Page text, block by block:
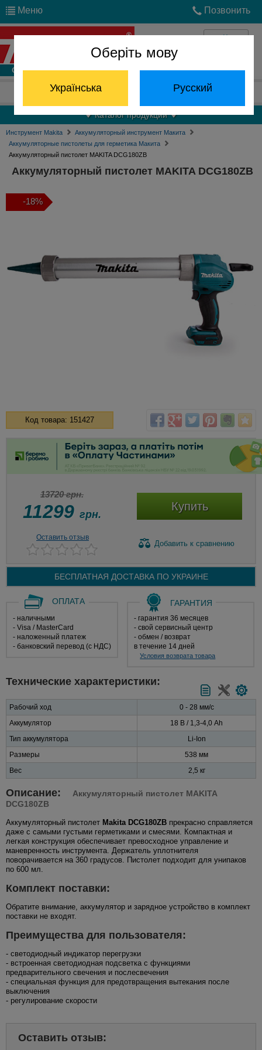
Оберіть мову
Українська Русский
Меню Позвонить
Войти
Отдел запчастей: (068) 824-24-24
Каталог продукции
Инструмент Makita
Аккумуляторный инструмент Макита
Аккумуляторные пистолеты для герметика Макита
Аккумуляторный пистолет MAKITA DCG180ZB
Аккумуляторный пистолет MAKITA DCG180ZB
-18%
Код товара: 151427
13720 грн.
11299 грн.
Купить
Оставить отзыв
Добавить к сравнению
БЕСПЛАТНАЯ ДОСТАВКА ПО УКРАИНЕ
ОПЛАТА
- наличными
- Visa / MasterCard
- наложенный платеж
- банковский перевод (с НДС)
ГАРАНТИЯ
- гарантия 36 месяцев
- свой сервисный центр
- обмен / возврат
в течение 14 дней
Условия возврата товара
Технические характеристики:
Рабочий ход
0 - 28 мм/с
Аккумулятор
18 В / 1,3-4,0 Ah
Тип аккумулятора
Li-Ion
Размеры
538 мм
Вес
2,5 кг
Описание:
Аккумуляторный пистолет MAKITA
DCG180ZB
Аккумуляторный пистолет Makita DCG180ZB прекрасно справляется
даже с самыми густыми герметиками и смесями. Компактная и
легкая конструкция обеспечивает превосходное управление и
маневренность инструмента. Держатель уплотнителя
поворачивается на 360 градусов. Пистолет подходит для унипаков
по 600 мл.
Комплект поставки:
Обратите внимание, аккумулятор и зарядное устройство в комплект
поставки не входят.
Преимущества для пользователя:
- светодиодный индикатор перегрузки
- встроенная светодиодная подсветка с функциями
предварительного свечения и послесвечения
- специальная функция для предотвращения вытекания после
выключения
- регулирование скорости
Оставить отзыв: